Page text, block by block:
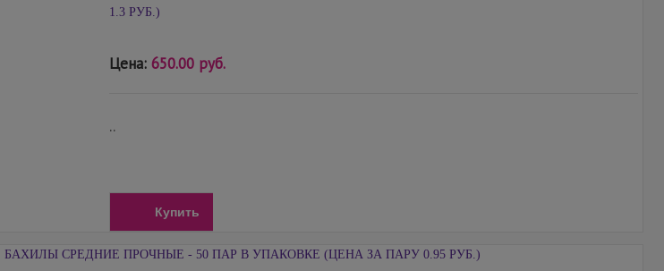
1.3 РУБ.)
Цена: 650.00 руб.
..
Купить
БАХИЛЫ СРЕДНИЕ ПРОЧНЫЕ - 50 ПАР В УПАКОВКЕ (ЦЕНА ЗА ПАРУ 0.95 РУБ.)